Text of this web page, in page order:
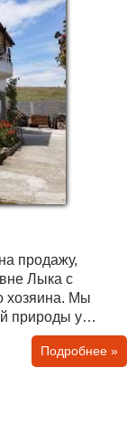
продажу,
Лыка с
хозяина. Мы
природы у
чистом
Дом
состоит из 3
кухней,...
Подробнее »